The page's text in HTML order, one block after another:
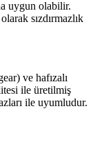
uygun olabilir.
sızdırmazlık
ve hafızalı
ile üretilmiş
ile uyumludur.